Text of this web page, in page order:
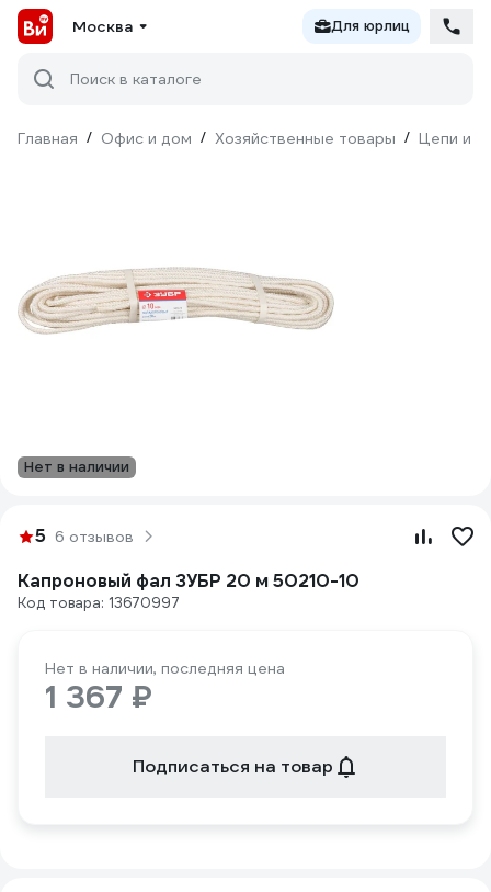
Москва Для юрлиц
Поиск в каталоге
Главная / Офис и дом / Хозяйственные товары / Цепи и
Нет в наличии
5 6 отзывов
Капроновый фал ЗУБР 20 м 50210-10
Код товара: 13670997
Нет в наличии, последняя цена
1 367 ₽
Подписаться на товар